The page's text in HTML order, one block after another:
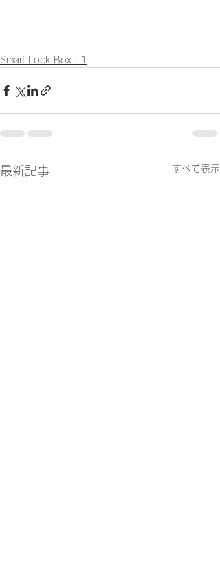
Smart Lock Box L1
最新記事 すべて表示